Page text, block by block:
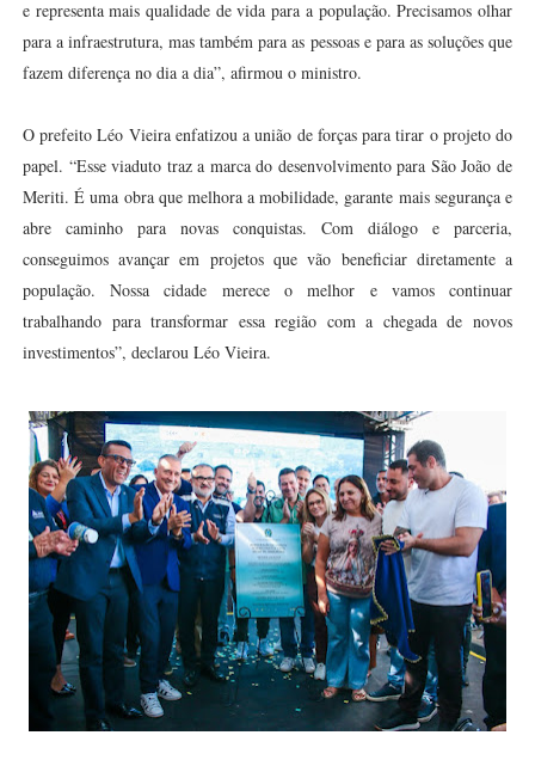
e representa mais qualidade de vida para a população. Precisamos olhar
para a infraestrutura, mas também para as pessoas e para as soluções que
fazem diferença no dia a dia”, afirmou o ministro.
O prefeito Léo Vieira enfatizou a união de forças para tirar o projeto do
papel. “Esse viaduto traz a marca do desenvolvimento para São João de
Meriti. É uma obra que melhora a mobilidade, garante mais segurança e
abre caminho para novas conquistas. Com diálogo e parceria,
conseguimos avançar em projetos que vão beneficiar diretamente a
população. Nossa cidade merece o melhor e vamos continuar
trabalhando para transformar essa região com a chegada de novos
investimentos”, declarou Léo Vieira.